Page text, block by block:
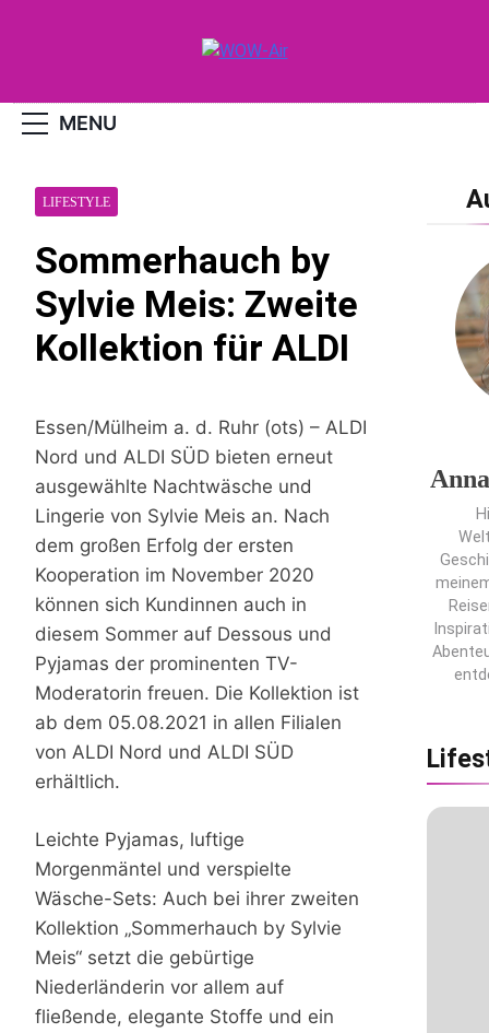
WOW-Air
MENU
LIFESTYLE
Sommerhauch by
Sylvie Meis: Zweite
Kollektion für ALDI
Essen/Mülheim a. d. Ruhr (ots) – ALDI
Nord und ALDI SÜD bieten erneut
ausgewählte Nachtwäsche und
Lingerie von Sylvie Meis an. Nach
dem großen Erfolg der ersten
Kooperation im November 2020
können sich Kundinnen auch in
diesem Sommer auf Dessous und
Pyjamas der prominenten TV-
Moderatorin freuen. Die Kollektion ist
ab dem 05.08.2021 in allen Filialen
von ALDI Nord und ALDI SÜD
erhältlich.
Leichte Pyjamas, luftige
Morgenmäntel und verspielte
Wäsche-Sets: Auch bei ihrer zweiten
Kollektion „Sommerhauch by Sylvie
Meis“ setzt die gebürtige
Niederländerin vor allem auf
fließende, elegante Stoffe und ein